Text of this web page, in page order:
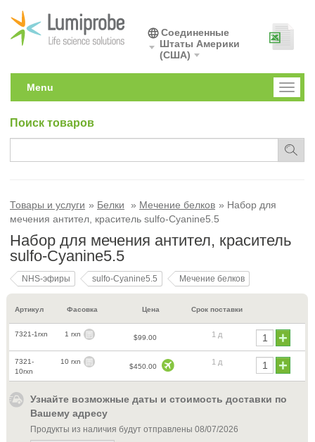
Соединенные
Штаты Америки
(США)
Toggle
Menu
Поиск товаров
Товары и услуги Белки Мечение белков
Набор для
мечения антител, краситель sulfo-Cyanine5.5
Набор для мечения антител, краситель
sulfo-Cyanine5.5
NHS-эфиры sulfo-Cyanine5.5 Мечение белков
Артикул Фасовка Цена Срок поставки
7321-1rxn 1 rxn $99.00 1 д
7321-
10rxn
10 rxn
$450.00
1 д
Узнайте возможные даты и стоимость доставки по
Вашему адресу
Продукты из наличия будут отправлены 08/07/2026